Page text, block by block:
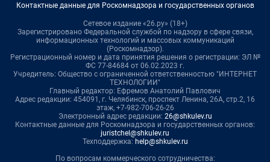
Контактные данные для Роскомнадзора и государственных органов
Сетевое издание «26.ру» (18+)
Зарегистрировано Федеральной службой по надзору в сфере связи,
информационных технологий и массовых коммуникаций
(Роскомнадзор).
Регистрационный номер и дата принятия решения о регистрации: ЭЛ №
ФС 77-84684 от 06.02.2023 г.
Учредитель: Общество с ограниченной ответственностью "ИНТЕРНЕТ
ТЕХНОЛОГИИ"
Главный редактор: Ефремов Анатолий Павлович
Адрес редакции: 454091, г. Челябинск, проспект Ленина, 26А, стр.2, 16
этаж, +7-982-706-26-26
Электронный адрес редакции: 26@shkulev.ru
Контактные данные для Роскомнадзора и государственных органов:
juristchel@shkulev.ru
Техподдержка: help@shkulev.ru
По вопросам коммерческого сотрудничества: